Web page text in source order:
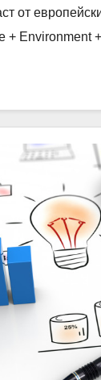
от
+ Environment